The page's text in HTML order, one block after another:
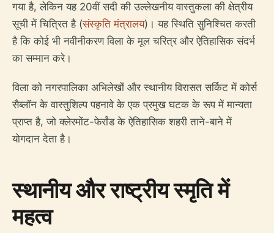
गया है, लेकिन यह 20वीं सदी की उल्लेखनीय वास्तुकला की क्षेत्रीय
सूची में चित्रित है (संस्कृति मंत्रालय)। यह स्थिति सुनिश्चित करती
है कि कोई भी नवीनीकरण विला के मूल चरित्र और ऐतिहासिक संदर्भ
का सम्मान करे।
विला को नगरपालिका अभिलेखों और स्थानीय विरासत सर्किट में कोर्स
सैब्लॉन के वास्तुशिल्प पहनावे के एक प्रमुख घटक के रूप में मान्यता
प्राप्त है, जो क्लेरमोंट-फेर्रांड के ऐतिहासिक शहरी ताने-बाने में
योगदान देता है।
स्थानीय और राष्ट्रीय स्मृति में
महत्व